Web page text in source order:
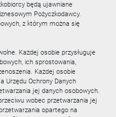
będą ujawniane
Pożyczkodawcy.
z którym można się
Każdej osobie przysługuje
ich sprostowania,
Każdej osobie
Urzędu Ochrony Danych
jej danych osobowych.
wobec przetwarzania jej
opartego na